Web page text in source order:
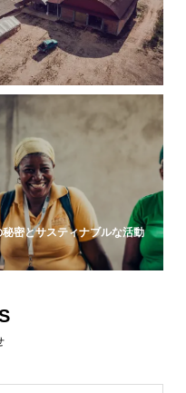
密とサスティナブルな活動